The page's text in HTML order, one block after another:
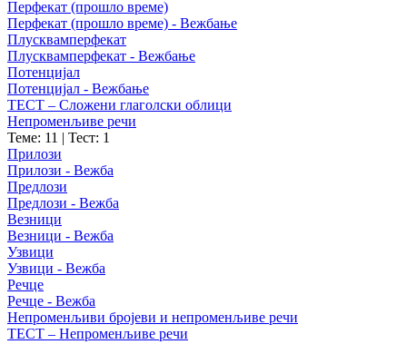
Перфекат (прошло време)
Перфекат (прошло време) - Вежбање
Плусквамперфекат
Плусквамперфекат - Вежбање
Потенцијал
Потенцијал - Вежбање
ТЕСТ – Сложени глаголски облици
Непроменљиве речи
Теме: 11 | Тест: 1
Прилози
Прилози - Вежба
Предлози
Предлози - Вежба
Везници
Везници - Вежба
Узвици
Узвици - Вежба
Речце
Речце - Вежба
Непроменљиви бројеви и непроменљиве речи
ТЕСТ – Непроменљиве речи